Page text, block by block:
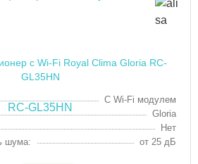
с Wi-Fi Royal Clima Gloria RC-
GL35HN
С Wi-Fi модулем
Gloria
Нет
шума:
от 25 дБ